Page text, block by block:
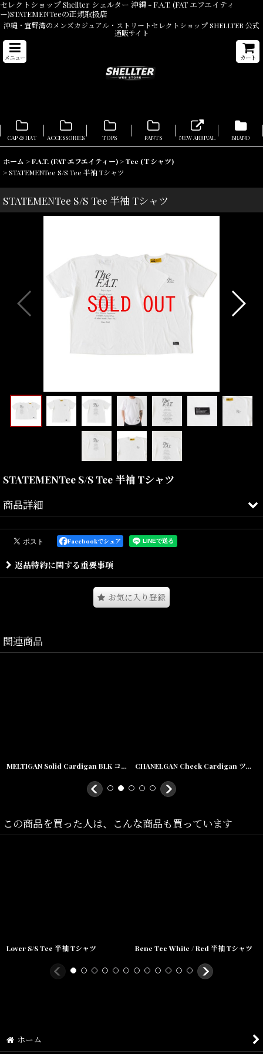
セレクトショップ Shellter シェルター 沖縄 - F.A.T. (FAT エフエイティ
ー)STATEMENTeeの正規取扱店
沖縄・宜野湾のメンズカジュアル・ストリートセレクトショップ SHELLTER 公式
通販サイト
メニュー カート
CAP & HAT ACCESSORIES TOPS PANTS NEW ARRIVAL BRAND
ホーム >F.A.T. (FAT エフエイティー) >Tee (Ｔシャツ)
>STATEMENTee S/S Tee 半袖 Tシャツ
STATEMENTee S/S Tee 半袖 Tシャツ
STATEMENTee S/S Tee 半袖 Tシャツ
商品詳細
ダイナミックなバックプリントが印象的なカットソー。
程よい肉感の5.6oz天竺を使用した着心地の良さは、インナーとして
も活躍してくれるアイテム。
胸プリントと裾のブランドネームも程よく主張してくれる。
Size(サイズ)／
素材/綿100%
Facebookでシェア
返品特約に関する重要事項
お気に入り登録
関連商品
MELTIGAN Solid Cardigan BLK コットン メルトン スナップ カーディガン CHANELGAN Check Cardigan ツイーディー チェック スナップ カーディガン
この商品を買った人は、こんな商品も買っています
Lover S/S Tee 半袖 Tシャツ Bene Tee White / Red 半袖 Tシャツ
ホーム